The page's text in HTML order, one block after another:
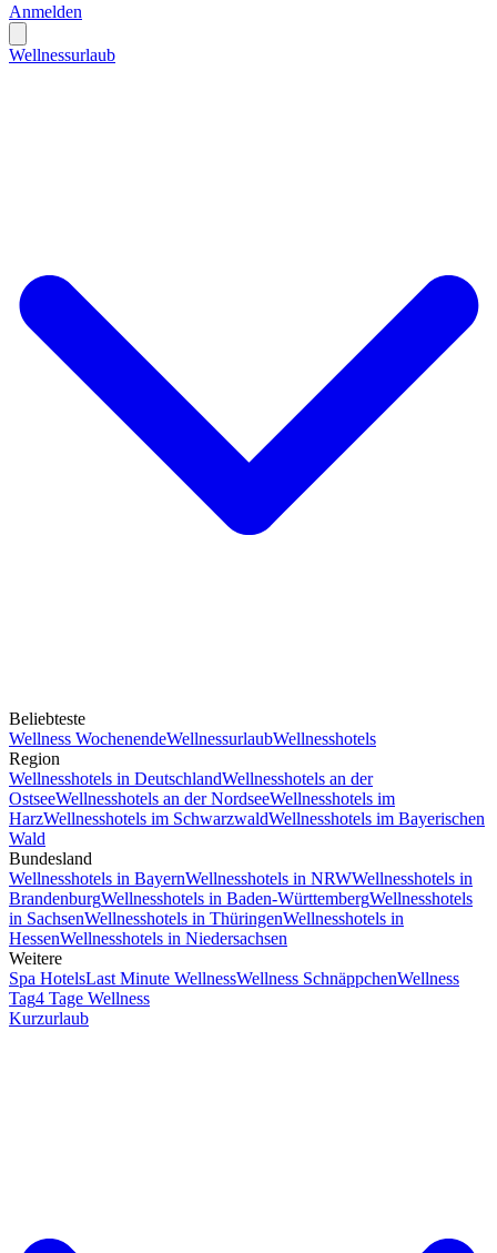
Anmelden
Wellnessurlaub
Beliebteste
Wellness WochenendeWellnessurlaubWellnesshotels
Region
Wellnesshotels in DeutschlandWellnesshotels an der
OstseeWellnesshotels an der NordseeWellnesshotels im
HarzWellnesshotels im SchwarzwaldWellnesshotels im Bayerischen
Wald
Bundesland
Wellnesshotels in BayernWellnesshotels in NRWWellnesshotels in
BrandenburgWellnesshotels in Baden-WürttembergWellnesshotels
in SachsenWellnesshotels in ThüringenWellnesshotels in
HessenWellnesshotels in Niedersachsen
Weitere
Spa HotelsLast Minute WellnessWellness SchnäppchenWellness
Tag4 Tage Wellness
Kurzurlaub